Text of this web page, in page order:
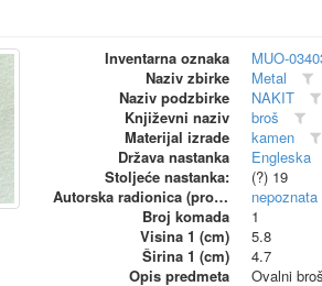
Inventarna oznaka
MUO-
Naziv zbirke
Metal
Naziv podzbirke
NAKIT
Književni naziv
broš
Materijal izrade
kamen
Država nastanka
Engleska
Stoljeće nastanka:
(?) 19
Autorska radionica (proizvođač)
nepoznata
Broj komada
1
Visina 1 (cm)
5.8
Širina 1 (cm)
4.7
Opis predmeta
Ovalni